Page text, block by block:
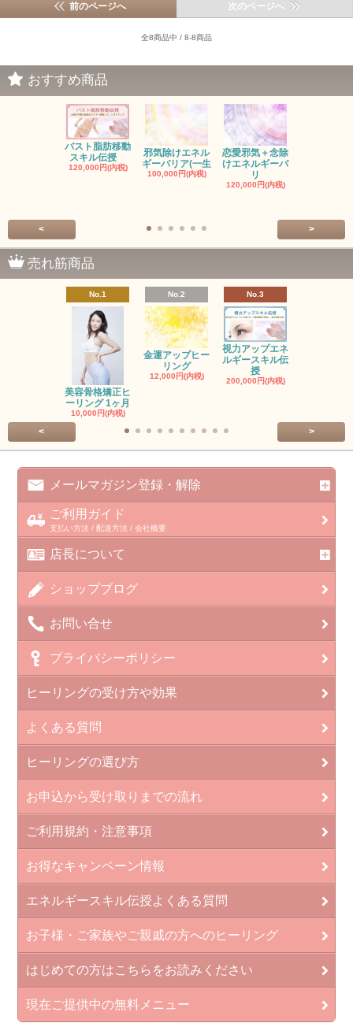
前のページへ 次のページへ
全8商品中 / 8-8商品
おすすめ商品
バスト脂肪移動
スキル伝授
120,000円(内税)
邪気除けエネル
ギーバリア(一生
100,000円(内税)
恋愛邪気＋念除
けエネルギーバ
リ
120,000円(内税)
< >
売れ筋商品
No.1
美容骨格矯正ヒ
ーリング 1ヶ月
10,000円(内税)
No.2
金運アップヒー
リング
12,000円(内税)
No.3
視力アップエネ
ルギースキル伝
授
200,000円(内税)
< >
メールマガジン登録・解除
ご利用ガイド
支払い方法 / 配送方法 / 会社概要
店長について
ショップブログ
お問い合せ
プライバシーポリシー
ヒーリングの受け方や効果
よくある質問
ヒーリングの選び方
お申込から受け取りまでの流れ
ご利用規約・注意事項
お得なキャンペーン情報
エネルギースキル伝授よくある質問
お子様・ご家族やご親戚の方へのヒーリング
はじめての方はこちらをお読みください
現在ご提供中の無料メニュー